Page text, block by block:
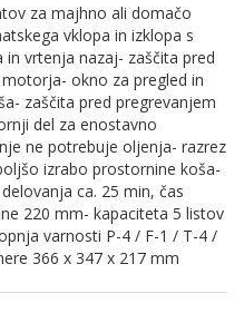
za majhno ali domačo
vklopa in izklopa s
vrtenja nazaj- zaščita pred
okno za pregled in
zaščita pred pregrevanjem
del za enostavno
ne potrebuje oljenja- razrez
izrabo prostornine koša-
ca. 25 min, čas
220 mm- kapaciteta 5 listov
varnosti P-4 / F-1 / T-4 /
366 x 347 x 217 mm